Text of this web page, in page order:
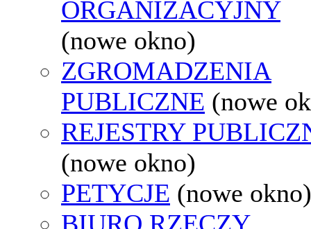
ORGANIZACYJNY
(nowe okno)
ZGROMADZENIA
PUBLICZNE (nowe
REJESTRY
(nowe okno)
PETYCJE (nowe okno)